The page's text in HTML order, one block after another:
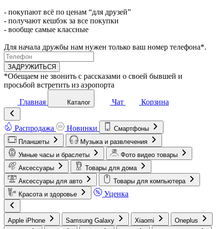
- покупают всё по ценам “для друзей”
- получают кешбэк за все покупки
- вообще самые классные
Для начала дружбы нам нужен только ваш номер телефона*.
ЗАДРУЖИТЬСЯ
*Обещаем не звонить с рассказами о своей бывшей и
просьбой встретить из аэропорта
Главная Каталог Чат Корзина
Распродажа Новинки
Смартфоны
Планшеты
Музыка и развлечения
Умные часы и браслеты
Фото видео товары
Аксессуары
Товары для дома
Аксессуары для авто
Товары для компьютера
Красота и здоровье
Уценка
Apple iPhone Samsung Galaxy Xiaomi
Oneplus